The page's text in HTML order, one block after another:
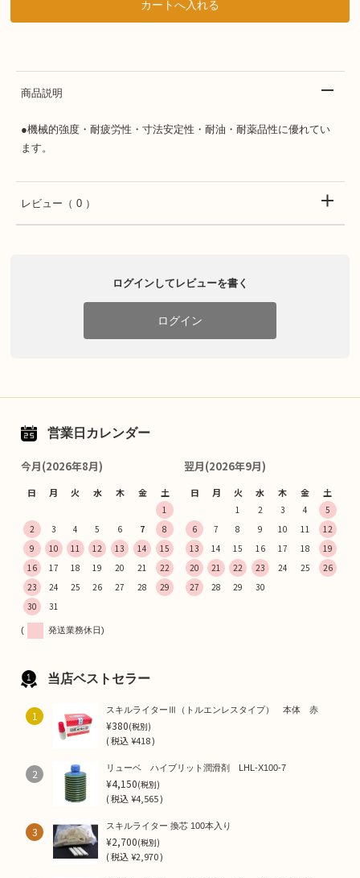
商品説明
●機械的強度・耐疲労性・寸法安定性・耐油・耐薬品性に優れてい
ます。
レビュー （ 0 ）
ログインしてレビューを書く
ログイン
営業日カレンダー
今月(2026年8月)
日 月 火 水 木 金 土
1
2
3 4 5 6 7
8
9
10 11 12 13 14
15
16
17 18 19 20 21
22
23
24 25 26 27 28
29
30
31
翌月(2026年9月)
日 月 火 水 木 金 土
1 2 3 4
5
6
7 8 9 10 11
12
13
14 15 16 17 18
19
20
21 22 23 24 25
26
27
28 29 30
( 発送業務休日)
当店ベストセラー
1 スキルライターⅢ（トルエンレスタイプ） 本体 赤
¥380(税別)
(税込¥418 )
2 リューベ ハイブリット潤滑剤 LHL-X100-7
¥4,150(税別)
(税込¥4,565 )
3 スキルライター 換芯 100本入り
¥2,700(税別)
(税込¥2,970 )